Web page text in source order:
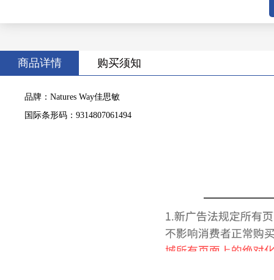
商品详情 购买须知
品牌：Natures Way佳思敏
国际条形码：9314807061494